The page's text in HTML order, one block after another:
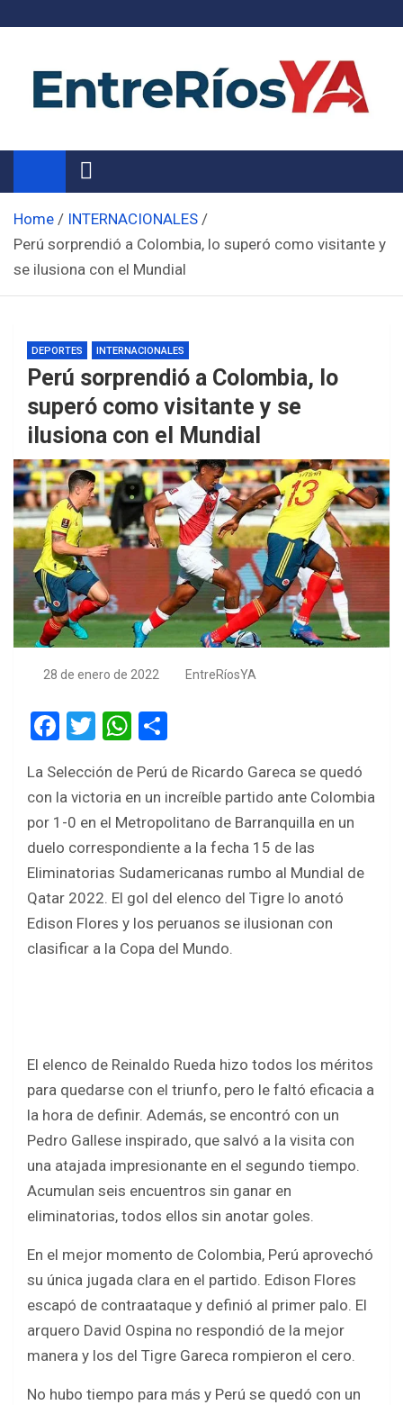
Noticias de Entre Ríos
Información de toda la provincia ahora
Home
INTERNACIONALES
Perú sorprendió a Colombia, lo superó como visitante y
se ilusiona con el Mundial
DEPORTES INTERNACIONALES
Perú sorprendió a Colombia, lo
superó como visitante y se
ilusiona con el Mundial
28 de enero de 2022 EntreRíosYA
F
ce
b
o
o
k
T
tt
er
W
at
s
A
p
p
ar
e
La Selección de Perú de Ricardo Gareca se quedó
con la victoria en un increíble partido ante Colombia
por 1-0 en el Metropolitano de Barranquilla en un
duelo correspondiente a la fecha 15 de las
Eliminatorias Sudamericanas rumbo al Mundial de
Qatar 2022. El gol del elenco del Tigre lo anotó
Edison Flores y los peruanos se ilusionan con
clasificar a la Copa del Mundo.
El elenco de Reinaldo Rueda hizo todos los méritos
para quedarse con el triunfo, pero le faltó eficacia a
la hora de definir. Además, se encontró con un
Pedro Gallese inspirado, que salvó a la visita con
una atajada impresionante en el segundo tiempo.
Acumulan seis encuentros sin ganar en
eliminatorias, todos ellos sin anotar goles.
En el mejor momento de Colombia, Perú aprovechó
su única jugada clara en el partido. Edison Flores
escapó de contraataque y definió al primer palo. El
arquero David Ospina no respondió de la mejor
manera y los del Tigre Gareca rompieron el cero.
No hubo tiempo para más y Perú se quedó con un